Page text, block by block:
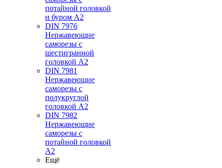
потайной головкой
и буром А2
DIN 7976
Нержавеющие
саморезы с
шестигранной
головкой А2
DIN 7981
Нержавеющие
саморезы с
полукруглой
головкой А2
DIN 7982
Нержавеющие
саморезы с
потайной головкой
А2
Ещё